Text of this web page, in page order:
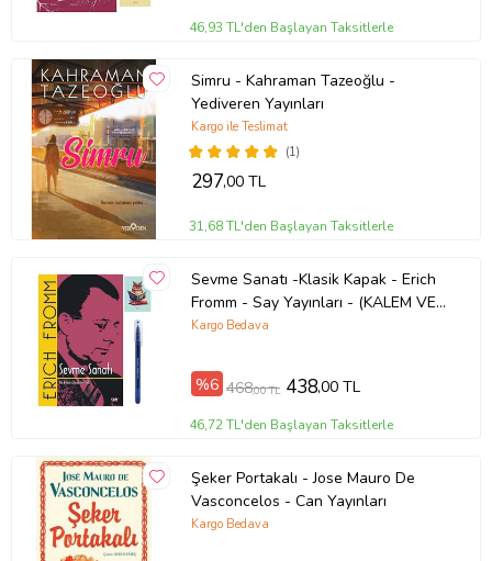
46,93 TL'den Başlayan Taksitlerle
Simru - Kahraman Tazeoğlu -
Yediveren Yayınları
(1)
Kargo ile Teslimat
297,00 TL
31,68 TL'den Başlayan Taksitlerle
Sevme Sanatı -Klasik Kapak - Erich
Fromm - Say Yayınları - (KALEM VE
NOT DEFTERLİ) (Renksiz)
Kargo Bedava
%6 468,00 TL 438,00 TL
46,72 TL'den Başlayan Taksitlerle
Şeker Portakalı - Jose Mauro De
Vasconcelos - Can Yayınları
Kargo Bedava